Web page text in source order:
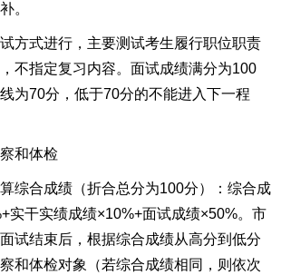
。
式进行，主要测试考生履行职位职责
不指定复习内容。面试成绩满分为100
为70分，低于70分的不能进入下一程
和体检
合成绩（折合总分为100分）：综合成
实干实绩成绩×10%+面试成绩×50%。市
试结束后，根据综合成绩从高分到低分
和体检对象（若综合成绩相同，则依次